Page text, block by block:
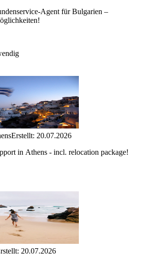
Agent für Bulgarien –
Erstellt: 20.07.2026
in Athens - incl. relocation package!
20.07.2026